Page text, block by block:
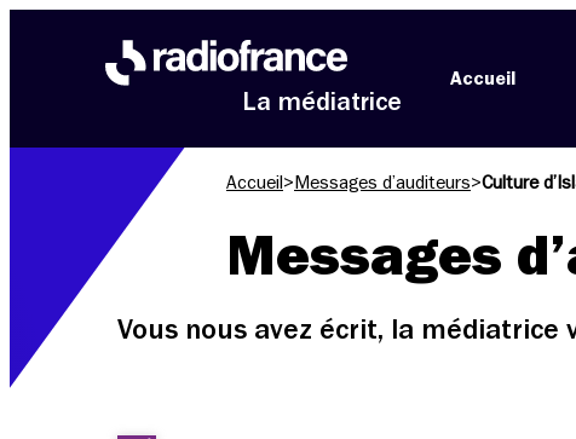
La médiatrice
Accueil
Accueil > Messages d’auditeurs>Culture
Messages
Vous nous avez écrit, la médiatrice